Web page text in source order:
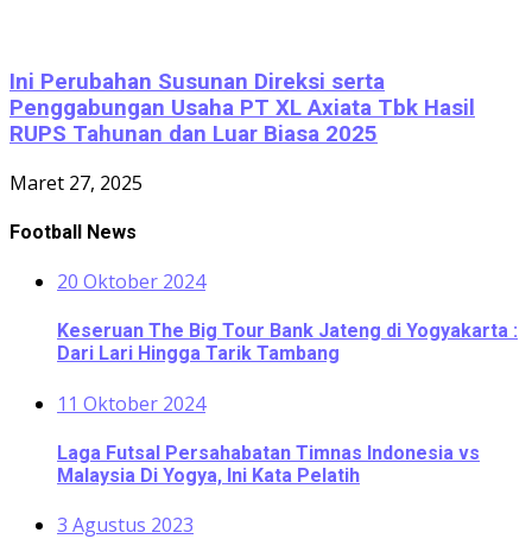
Ini Perubahan Susunan Direksi serta
Penggabungan Usaha PT XL Axiata Tbk Hasil
RUPS Tahunan dan Luar Biasa 2025
Maret 27, 2025
Football News
20 Oktober 2024
Keseruan The Big Tour Bank Jateng di Yogyakarta :
Dari Lari Hingga Tarik Tambang
11 Oktober 2024
Laga Futsal Persahabatan Timnas Indonesia vs
Malaysia Di Yogya, Ini Kata Pelatih
3 Agustus 2023